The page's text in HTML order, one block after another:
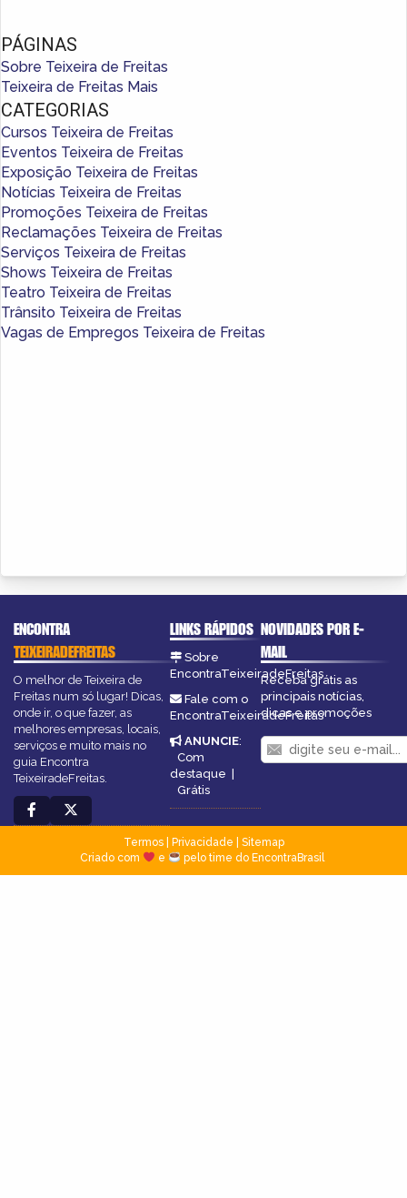
PÁGINAS
Sobre Teixeira de Freitas
Teixeira de Freitas Mais
CATEGORIAS
Cursos Teixeira de Freitas
Eventos Teixeira de Freitas
Exposição Teixeira de Freitas
Notícias Teixeira de Freitas
Promoções Teixeira de Freitas
Reclamações Teixeira de Freitas
Serviços Teixeira de Freitas
Shows Teixeira de Freitas
Teatro Teixeira de Freitas
Trânsito Teixeira de Freitas
Vagas de Empregos Teixeira de Freitas
ENCONTRA
TEIXEIRADEFREITAS
O melhor de Teixeira de
Freitas num só lugar! Dicas,
onde ir, o que fazer, as
melhores empresas, locais,
serviços e muito mais no
guia Encontra
TeixeiradeFreitas.
LINKS RÁPIDOS
Sobre
EncontraTeixeiradeFreitas
Fale com o
EncontraTeixeiradeFreitas
ANUNCIE:
Com
destaque
Grátis
NOVIDADES POR E-
MAIL
Receba grátis as
principais notícias,
dicas e promoções
Termos| Privacidade
Sitemap
Criado com
e pelo time do EncontraBrasil